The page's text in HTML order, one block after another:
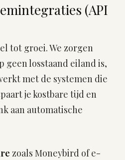
(API
tot groei. We zorgen
geen losstaand eiland is,
met de systemen die
je kostbare tijd en
aan automatische
zoals Moneybird of e-